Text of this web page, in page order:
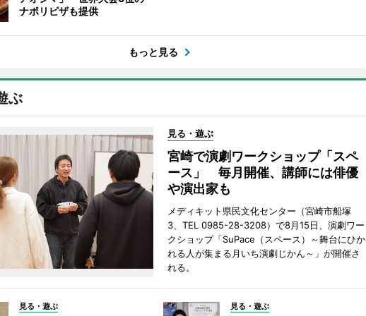
ナポリピザも提供
もっと見る
ぶ
見る・遊ぶ
宮崎で演劇ワークショップ「スペ
ース」 毎月開催、講師には俳優
や演出家も
メディキット県民文化センター（宮崎市船塚
3、TEL 0985-28-3208）で8月15日、演劇ワー
クショップ「SuPace（スペース）～舞台にひか
れる人が集まる月いち演劇じかん～」が開催さ
れる。
見る・遊ぶ 見る・遊ぶ